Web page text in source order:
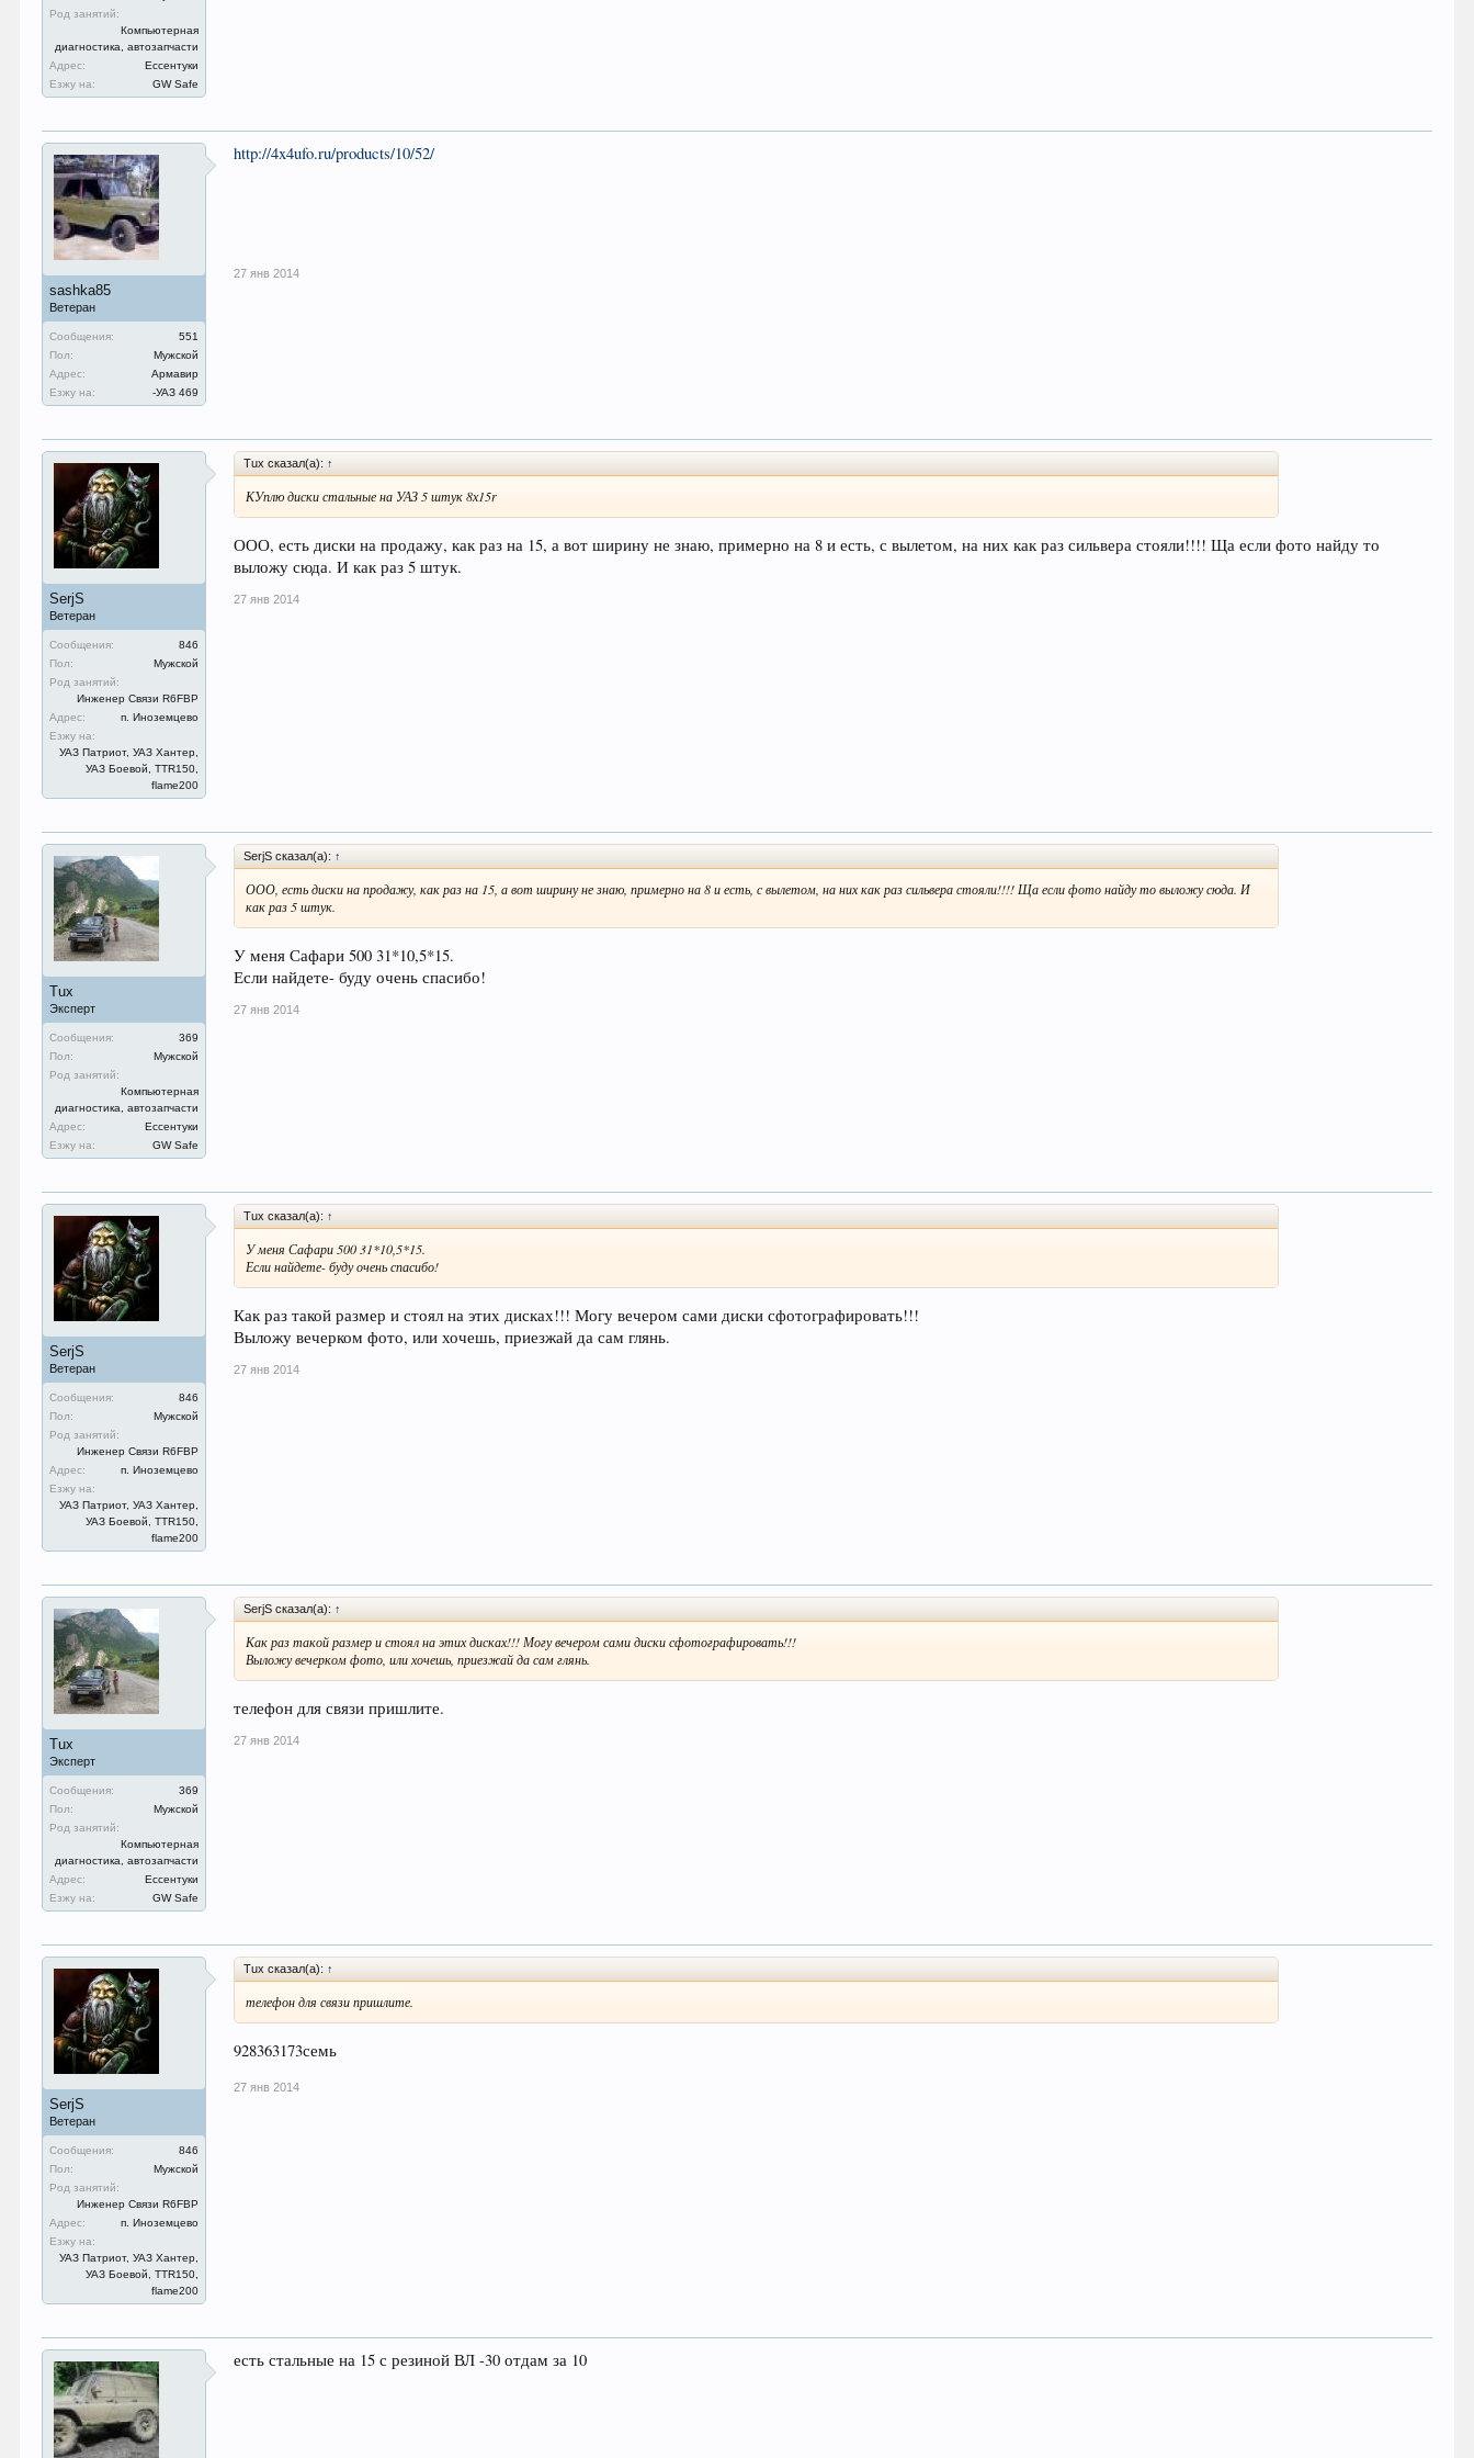
Род занятий:
Компьютерная
диагностика, автозапчасти
Адрес:
Ессентуки
Езжу на:
GW Safe
sashka85
Ветеран
Сообщения:
551
Пол:
Мужской
Адрес:
Армавир
Езжу на:
-УАЗ 469
http://4x4ufo.ru/products/10/52/
27 янв 2014
SerjS
Ветеран
Сообщения:
846
Пол:
Мужской
Род занятий:
Инженер Связи R6FBP
Адрес:
п. Иноземцево
Езжу на:
УАЗ Патриот, УАЗ Хантер,
УАЗ Боевой, TTR150,
flame200
Tux сказал(а): ↑
КУплю диски стальные на УАЗ 5 штук 8х15r
ООО, есть диски на продажу, как раз на 15, а вот ширину не знаю, примерно на 8 и есть, с вылетом, на них как раз сильвера стояли!!!! Ща если фото найду то
выложу сюда. И как раз 5 штук.
27 янв 2014
Tux
Эксперт
Сообщения:
369
Пол:
Мужской
Род занятий:
Компьютерная
диагностика, автозапчасти
Адрес:
Ессентуки
Езжу на:
GW Safe
SerjS сказал(а): ↑
ООО, есть диски на продажу, как раз на 15, а вот ширину не знаю, примерно на 8 и есть, с вылетом, на них как раз сильвера стояли!!!! Ща если фото найду то выложу сюда. И
как раз 5 штук.
У меня Сафари 500 31*10,5*15.
Если найдете- буду очень спасибо!
27 янв 2014
SerjS
Ветеран
Сообщения:
846
Пол:
Мужской
Род занятий:
Инженер Связи R6FBP
Адрес:
п. Иноземцево
Езжу на:
УАЗ Патриот, УАЗ Хантер,
УАЗ Боевой, TTR150,
flame200
Tux сказал(а): ↑
У меня Сафари 500 31*10,5*15.
Если найдете- буду очень спасибо!
Как раз такой размер и стоял на этих дисках!!! Могу вечером сами диски сфотографировать!!!
Выложу вечерком фото, или хочешь, приезжай да сам глянь.
27 янв 2014
Tux
Эксперт
Сообщения:
369
Пол:
Мужской
Род занятий:
Компьютерная
диагностика, автозапчасти
Адрес:
Ессентуки
Езжу на:
GW Safe
SerjS сказал(а): ↑
Как раз такой размер и стоял на этих дисках!!! Могу вечером сами диски сфотографировать!!!
Выложу вечерком фото, или хочешь, приезжай да сам глянь.
телефон для связи пришлите.
27 янв 2014
SerjS
Ветеран
Сообщения:
846
Пол:
Мужской
Род занятий:
Инженер Связи R6FBP
Адрес:
п. Иноземцево
Езжу на:
УАЗ Патриот, УАЗ Хантер,
УАЗ Боевой, TTR150,
flame200
Tux сказал(а): ↑
телефон для связи пришлите.
928363173семь
27 янв 2014
есть стальные на 15 с резиной ВЛ -30 отдам за 10